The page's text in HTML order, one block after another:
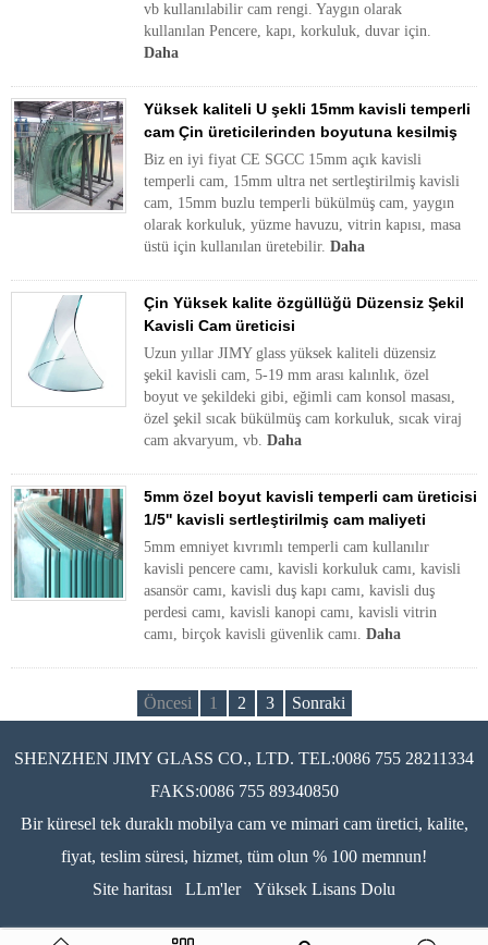
vb kullanılabilir cam rengi. Yaygın olarak
kullanılan Pencere, kapı, korkuluk, duvar için.
Daha
Yüksek kaliteli U şekli 15mm kavisli temperli
cam Çin üreticilerinden boyutuna kesilmiş
Biz en iyi fiyat CE SGCC 15mm açık kavisli
temperli cam, 15mm ultra net sertleştirilmiş kavisli
cam, 15mm buzlu temperli bükülmüş cam, yaygın
olarak korkuluk, yüzme havuzu, vitrin kapısı, masa
üstü için kullanılan üretebilir. Daha
Çin Yüksek kalite özgüllüğü Düzensiz Şekil
Kavisli Cam üreticisi
Uzun yıllar JIMY glass yüksek kaliteli düzensiz
şekil kavisli cam, 5-19 mm arası kalınlık, özel
boyut ve şekildeki gibi, eğimli cam konsol masası,
özel şekil sıcak bükülmüş cam korkuluk, sıcak viraj
cam akvaryum, vb. Daha
5mm özel boyut kavisli temperli cam üreticisi
1/5'' kavisli sertleştirilmiş cam maliyeti
5mm emniyet kıvrımlı temperli cam kullanılır
kavisli pencere camı, kavisli korkuluk camı, kavisli
asansör camı, kavisli duş kapı camı, kavisli duş
perdesi camı, kavisli kanopi camı, kavisli vitrin
camı, birçok kavisli güvenlik camı. Daha
Öncesi 1 2 3 Sonraki
SHENZHEN JIMY GLASS CO., LTD. TEL:0086 755 28211334
FAKS:0086 755 89340850
Bir küresel tek duraklı mobilya cam ve mimari cam üretici, kalite,
fiyat, teslim süresi, hizmet, tüm olun % 100 memnun!
Site haritası
LLm'ler Yüksek Lisans Dolu